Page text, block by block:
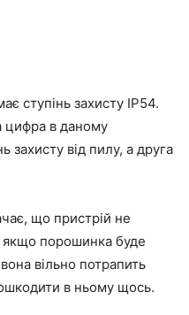
ступінь захисту IP54.
цифра в даному
захисту від пилу, а друга
що пристрій не
якщо порошинка буде
вільно потрапить
в ньому щось.